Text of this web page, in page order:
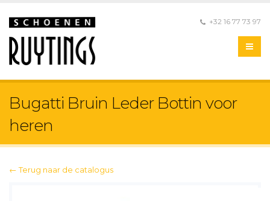
+32 16 77 73 97
Bugatti Bruin Leder Bottin voor
heren
← Terug naar de catalogus